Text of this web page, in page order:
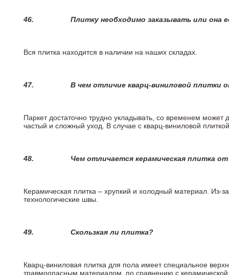
46. Плитку необходимо заказывать или она
Вся плитка находится в наличии на наших складах.
47. В чем отличие кварц-виниловой плитки
Паркет достаточно трудно укладывать, со временем
частый и сложный уход. В случае с кварц-виниловой
48. Чем отличается керамическая плитка
Керамическая плитка – хрупкий и холодный материал. Из-
технологические швы.
49. Скользкая ли плитка?
Кварц-виниловая плитка для пола имеет специальное
травмоопасным материалом, по сравнению с